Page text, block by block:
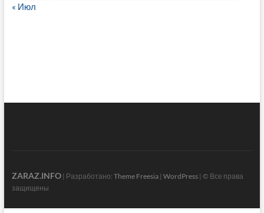
« Июл
ZARAZ.INFO| Разработано: Theme Freesia| WordPress| © Все права
защищены